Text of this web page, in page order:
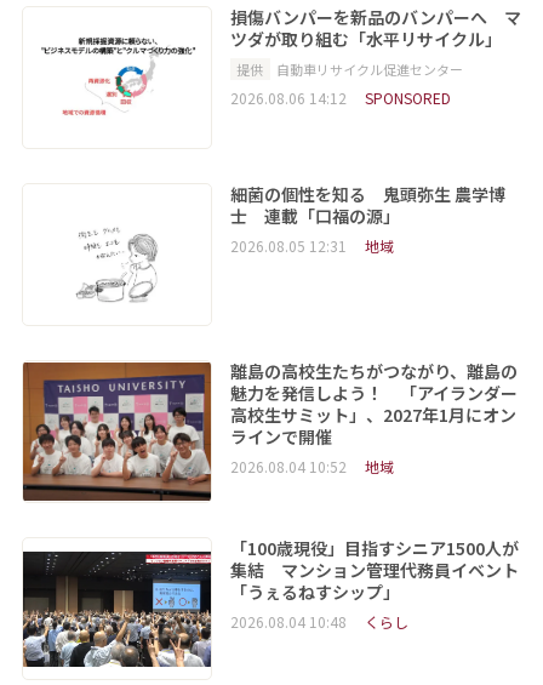
損傷バンパーを新品のバンパーへ マ
ツダが取り組む「水平リサイクル」
提供 自動車リサイクル促進センター
2026.08.06 14:12 SPONSORED
細菌の個性を知る 鬼頭弥生 農学博
士 連載「口福の源」
2026.08.05 12:31 地域
離島の高校生たちがつながり、離島の
魅力を発信しよう！ 「アイランダー
高校生サミット」、2027年1月にオン
ラインで開催
2026.08.04 10:52 地域
「100歳現役」目指すシニア1500人が
集結 マンション管理代務員イベント
「うぇるねすシップ」
2026.08.04 10:48 くらし